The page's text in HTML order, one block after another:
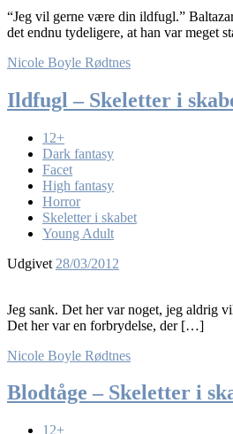
“Jeg vil gerne være din ildfugl.”
det endnu tydeligere, at han var meget
Nicole Boyle Rødtnes
Ildfugl – Skeletter i
12+
Dark fantasy
Facet
High fantasy
Horror
Skeletter i skabet
Young Adult
Udgivet 28/03/2012
Jeg sank. Det her var noget, jeg aldrig
Det her var en forbrydelse, der […]
Nicole Boyle Rødtnes
Blodtåge – Skeletter i
12+